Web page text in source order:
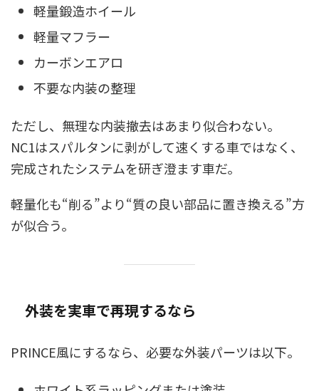
軽量鍛造ホイール
軽量マフラー
カーボンエアロ
不要な内装の整理
ただし、無理な内装撤去はあまり似合わない。
NC1はスパルタンに剥がして速くする車ではなく、
完成されたシステムを研ぎ澄ます車だ。
軽量化も“削る”より“質の良い部品に置き換える”方
が似合う。
外装を実車で再現するなら
PRINCE風にするなら、必要な外装パーツは以下。